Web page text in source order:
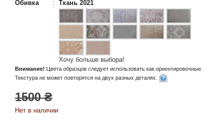
Обивка : Ткань 2021
Хочу больше выбора!
Внимание! Цвета образцов следует использовать как ориентировочные.
Текстура не может повторятся на двух разных деталях.
1500 ₴
Нет в наличии